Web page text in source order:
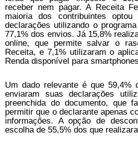
receber nem pagar. A Receita
maioria dos contribuintes
declarações utilizando o
77,1% dos envios. Já 15,8%
online, que permite salvar o
Receita, e 7,1% utilizaram o
Renda disponível para
Um dado relevante é que 59,4%
enviaram suas declarações
preenchida do documento, que
permitir que o declarante apenas
informações. A opção de
escolha de 55,5% dos que